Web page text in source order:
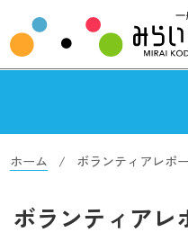
ホーム ボランティアレポ
ボランティアレ